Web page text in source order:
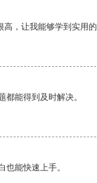
，让我能够学到实用的
能得到及时解决。
也能快速上手。